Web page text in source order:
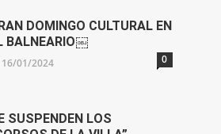
DOMINGO CULTURAL EN
BALNEARIO￼
16/01/2024 0
SUSPENDEN LOS